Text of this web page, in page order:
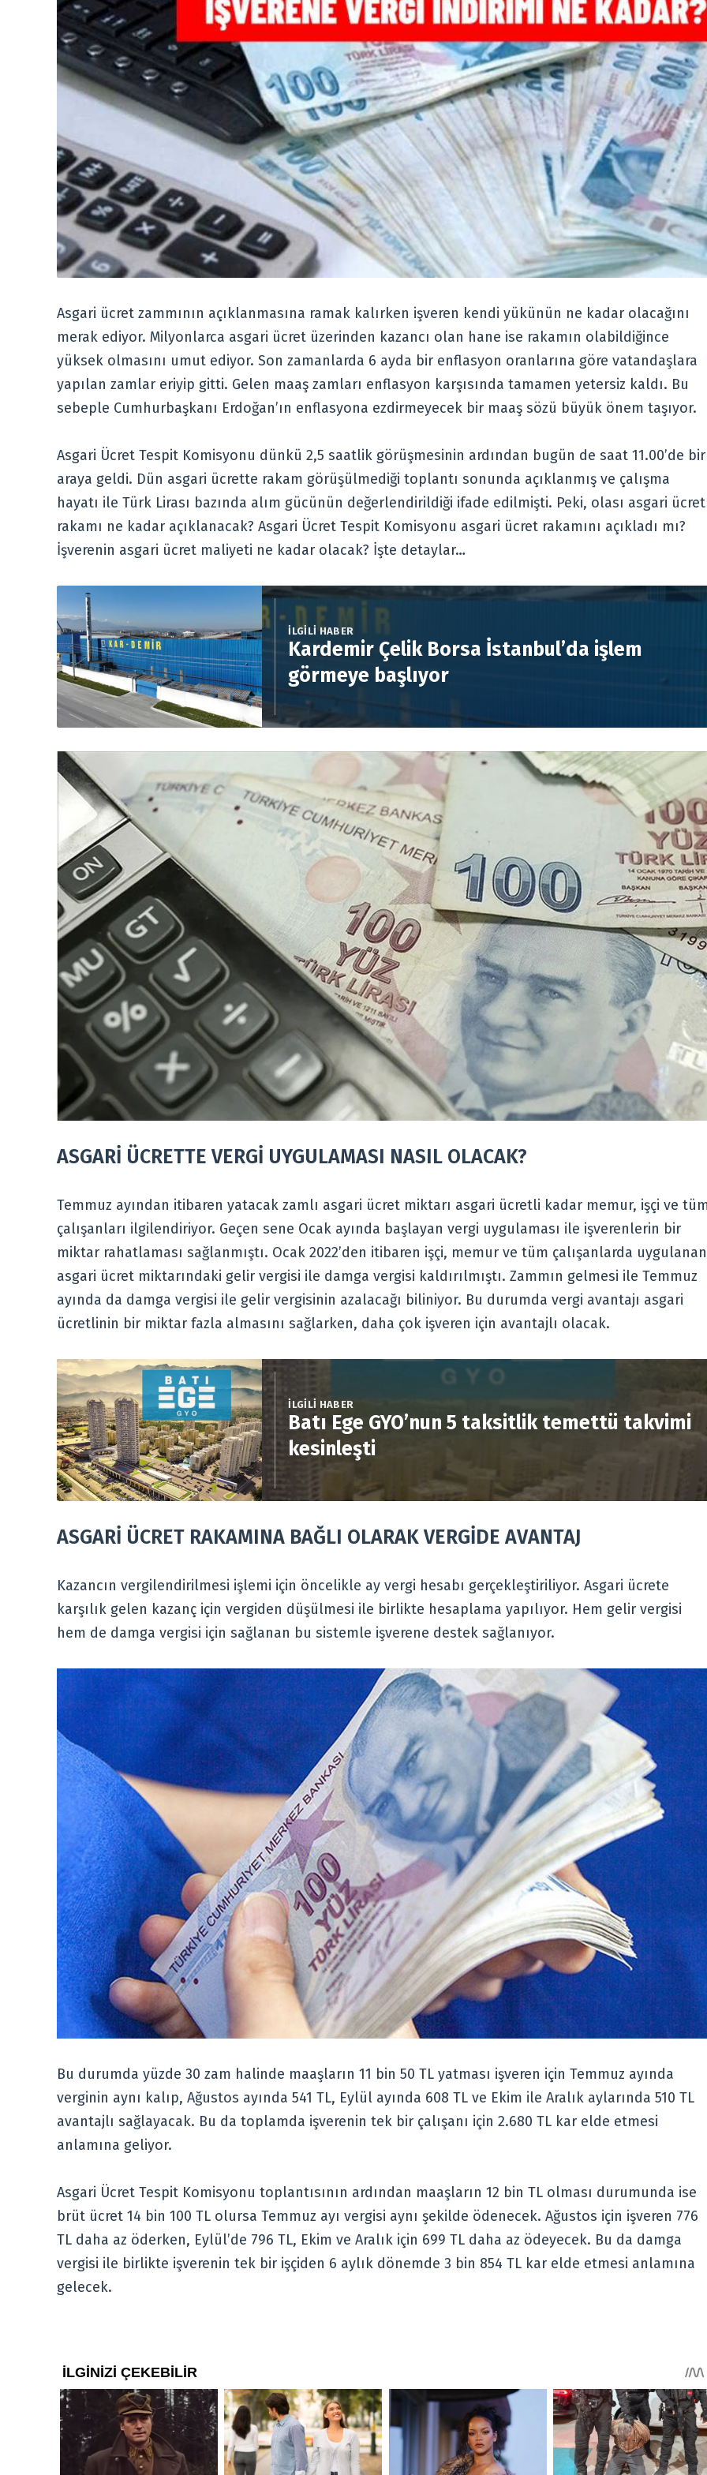
Asgari ücret zammının açıklanmasına ramak kalırken işveren kendi yükünün ne kadar olacağını
merak ediyor. Milyonlarca asgari ücret üzerinden kazancı olan hane ise rakamın olabildiğince
yüksek olmasını umut ediyor. Son zamanlarda 6 ayda bir enflasyon oranlarına göre vatandaşlara
yapılan zamlar eriyip gitti. Gelen maaş zamları enflasyon karşısında tamamen yetersiz kaldı. Bu
sebeple Cumhurbaşkanı Erdoğan’ın enflasyona ezdirmeyecek bir maaş sözü büyük önem taşıyor.
Asgari Ücret Tespit Komisyonu dünkü 2,5 saatlik görüşmesinin ardından bugün de saat 11.00’de bir
araya geldi. Dün asgari ücrette rakam görüşülmediği toplantı sonunda açıklanmış ve çalışma
hayatı ile Türk Lirası bazında alım gücünün değerlendirildiği ifade edilmişti. Peki, olası asgari ücret
rakamı ne kadar açıklanacak? Asgari Ücret Tespit Komisyonu asgari ücret rakamını açıkladı mı?
İşverenin asgari ücret maliyeti ne kadar olacak? İşte detaylar…
İLGİLİ HABER
Kardemir Çelik Borsa İstanbul’da işlem
görmeye başlıyor
ASGARİ ÜCRETTE VERGİ UYGULAMASI NASIL OLACAK?
Temmuz ayından itibaren yatacak zamlı asgari ücret miktarı asgari ücretli kadar memur, işçi ve
çalışanları ilgilendiriyor. Geçen sene Ocak ayında başlayan vergi uygulaması ile işverenlerin bir
miktar rahatlaması sağlanmıştı. Ocak 2022’den itibaren işçi, memur ve tüm çalışanlarda uygulanan
asgari ücret miktarındaki gelir vergisi ile damga vergisi kaldırılmıştı. Zammın gelmesi ile Temmuz
ayında da damga vergisi ile gelir vergisinin azalacağı biliniyor. Bu durumda vergi avantajı asgari
ücretlinin bir miktar fazla almasını sağlarken, daha çok işveren için avantajlı olacak.
İLGİLİ HABER
Batı Ege GYO’nun 5 taksitlik temettü takvimi
kesinleşti
ASGARİ ÜCRET RAKAMINA BAĞLI OLARAK VERGİDE AVANTAJ
Kazancın vergilendirilmesi işlemi için öncelikle ay vergi hesabı gerçekleştiriliyor. Asgari ücrete
karşılık gelen kazanç için vergiden düşülmesi ile birlikte hesaplama yapılıyor. Hem gelir vergisi
hem de damga vergisi için sağlanan bu sistemle işverene destek sağlanıyor.
Bu durumda yüzde 30 zam halinde maaşların 11 bin 50 TL yatması işveren için Temmuz ayında
verginin aynı kalıp, Ağustos ayında 541 TL, Eylül ayında 608 TL ve Ekim ile Aralık aylarında 510 TL
avantajlı sağlayacak. Bu da toplamda işverenin tek bir çalışanı için 2.680 TL kar elde etmesi
anlamına geliyor.
Asgari Ücret Tespit Komisyonu toplantısının ardından maaşların 12 bin TL olması durumunda ise
brüt ücret 14 bin 100 TL olursa Temmuz ayı vergisi aynı şekilde ödenecek. Ağustos için işveren 776
TL daha az öderken, Eylül’de 796 TL, Ekim ve Aralık için 699 TL daha az ödeyecek. Bu da damga
vergisi ile birlikte işverenin tek bir işçiden 6 aylık dönemde 3 bin 854 TL kar elde etmesi anlamına
gelecek.